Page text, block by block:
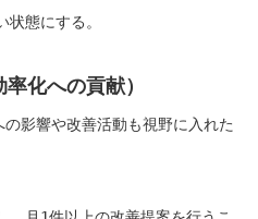
態にする。
化への貢献）
影響や改善活動も視野に入れた